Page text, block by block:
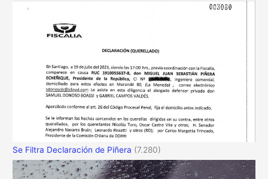
Se Filtra Declaración de Piñera (7.280)